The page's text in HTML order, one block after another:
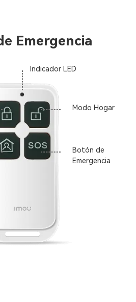
Emergencia
Indicador LED
Modo Hogar
Botón de
Emergencia